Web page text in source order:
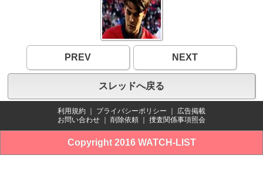
PREV NEXT
スレッドへ戻る
利用規約 プライバシーポリシー
広告掲載
お問い合わせ
削除依頼 捜査関係事項照会
Copyright 2016 WATCH-LIST